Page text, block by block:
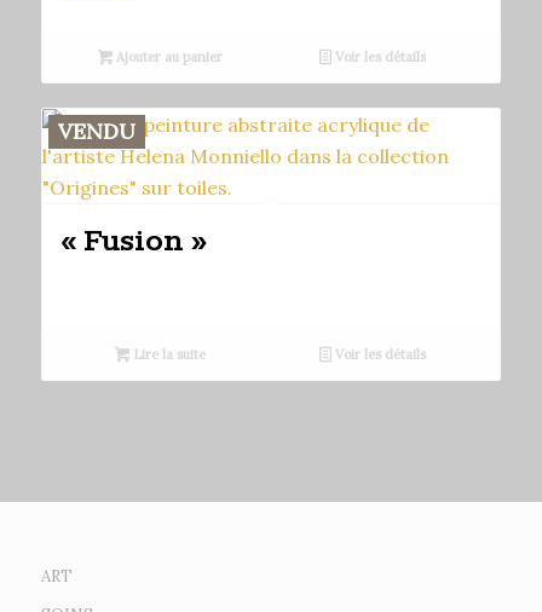
Ajouter au panier Voir les détails
VENDU
« Fusion »
Lire la suite Voir les détails
ART